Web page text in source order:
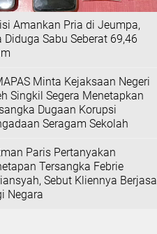
Amankan Pria di Jeumpa,
Diduga Sabu Seberat 69,46
Minta Kejaksaan Negeri
Singkil Segera Menetapkan
Dugaan Korupsi
Seragam Sekolah
Paris Pertanyakan
Tersangka Febrie
Sebut Kliennya Berjasa
Negara